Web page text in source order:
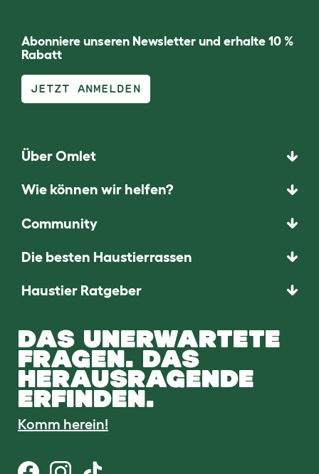
Abonniere unseren Newsletter und erhalte 10 %
Rabatt
JETZT ANMELDEN
Über Omlet
Wie können wir helfen?
Community
Die besten Haustierrassen
Haustier Ratgeber
DAS UNERWARTETE
FRAGEN. DAS
HERAUSRAGENDE
ERFINDEN.
Komm herein!